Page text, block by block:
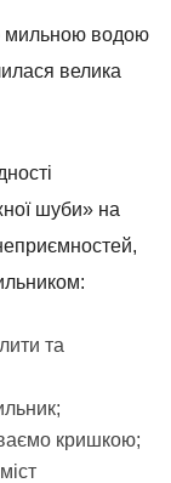
мильною водою
велика
шуби» на
та
кришкою;